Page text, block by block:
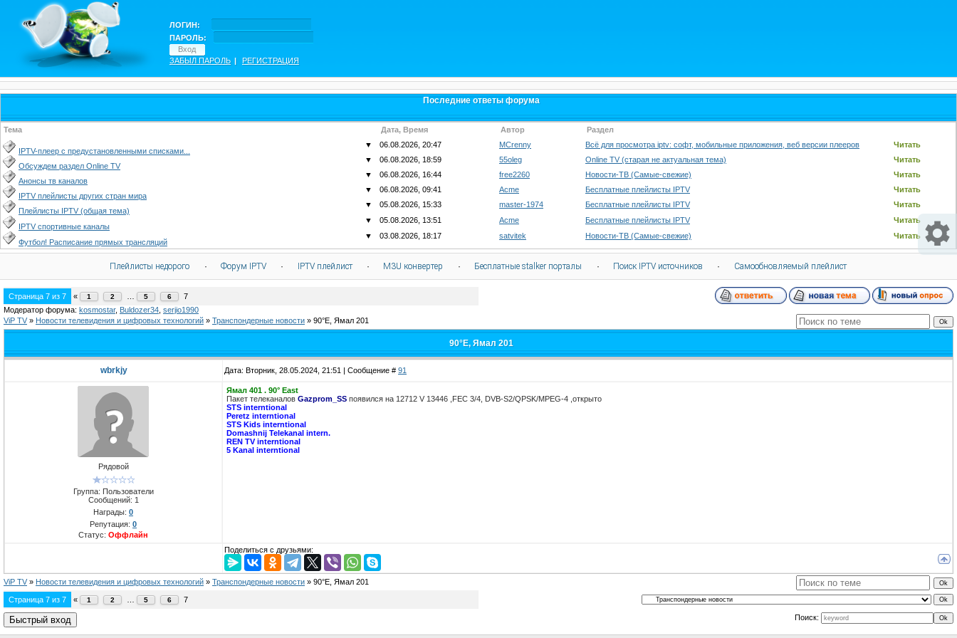
ЛОГИН:
ПАРОЛЬ:
ЗАБЫЛ ПАРОЛЬ | РЕГИСТРАЦИЯ
Последние ответы форума
Тема Дата, Время Автор Раздел
IPTV-плеер с предустановленными списками...
▼ 06.08.2026, 20:47 MCrenny Всё для просмотра iptv: софт, мобильные приложения, веб версии плееров Читать
Обсуждем раздел Online TV
▼ 06.08.2026, 18:59 55oleg Online TV (старая не актуальная тема) Читать
Анонсы тв каналов
▼ 06.08.2026, 16:44 free2260 Новости-ТВ (Самые-свежие) Читать
IPTV плейлисты других стран мира
▼ 06.08.2026, 09:41 Acme Бесплатные плейлисты IPTV Читать
Плейлисты IPTV (общая тема)
▼ 05.08.2026, 15:33 master-1974 Бесплатные плейлисты IPTV Читать
IPTV спортивные каналы
▼ 05.08.2026, 13:51 Acme Бесплатные плейлисты IPTV Читать
Футбол! Расписание прямых трансляций
▼ 03.08.2026, 18:17 satvitek Новости-ТВ (Самые-свежие) Читать
Плейлисты недорого · Форум IPTV · IPTV плейлист · M3U конвертер · Бесплатные stalker порталы · Поиск IPTV источников · Самообновляемый плейлист
Страница 7 из 7 « 1 2 5 6
7
Модератор форума: kosmostar, Buldozer34 serjio1990
ViP TV » Новости телевидения и цифровых технологий » Транспондерные новости » 90°E, Ямал 201
90°E, Ямал 201
wbrkjy Дата: Вторник, 28.05.2024, 21:51 | Сообщение # 91
Рядовой
Группа: Пользователи
Сообщений: 1
Награды: 0
Репутация: 0
Статус: Оффлайн
Ямал 401 . 90° East
Пакет телеканалов Gazprom_SS появился на 12712 V 13446 ,FEC 3/4, DVB-S2/QPSK/MPEG-4 ,открыто
STS interntional
Peretz interntional
STS Kids interntional
Domashnij Telekanal intern.
REN TV interntional
5 Kanal interntional
Поделиться с друзьями:
ViP TV » Новости телевидения и цифровых технологий » Транспондерные новости » 90°E, Ямал 201
Страница 7 из 7 « 1 2 5 6 7
Поиск: